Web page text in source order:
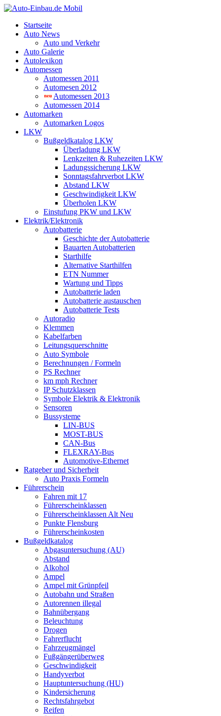
Startseite
Auto News
Auto und Verkehr
Auto Galerie
Autolexikon
Automessen
Automessen 2011
Automesen 2012
Automessen 2013
Automessen 2014
Automarken
Automarken Logos
LKW
Bußgeldkatalog LKW
Überladung LKW
Lenkzeiten & Ruhezeiten LKW
Ladungssicherung LKW
Sonntagsfahrverbot LKW
Abstand LKW
Geschwindigkeit LKW
Überholen LKW
Einstufung PKW und LKW
Elektrik/Elektronik
Autobatterie
Geschichte der Autobatterie
Bauarten Autobatterien
Starthilfe
Alternative Starthilfen
ETN Nummer
Wartung und Tipps
Autobatterie laden
Autobatterie austauschen
Autobatterie Tests
Autoradio
Klemmen
Kabelfarben
Leitungsquerschnitte
Auto Symbole
Berechnungen / Formeln
PS Rechner
km mph Rechner
IP Schutzklassen
Symbole Elektrik & Elektronik
Sensoren
Bussysteme
LIN-BUS
MOST-BUS
CAN-Bus
FLEXRAY-Bus
Automotive-Ethernet
Ratgeber und Sicherheit
Auto Praxis Formeln
Führerschein
Fahren mit 17
Führerscheinklassen
Führerscheinklassen Alt Neu
Punkte Flensburg
Führerscheinkosten
Bußgeldkatalog
Abgasuntersuchung (AU)
Abstand
Alkohol
Ampel
Ampel mit Grünpfeil
Autobahn und Straßen
Autorennen illegal
Bahnübergang
Beleuchtung
Drogen
Fahrerflucht
Fahrzeugmängel
Fußgängerüberweg
Geschwindigkeit
Handyverbot
Hauptuntersuchung (HU)
Kindersicherung
Rechtsfahrgebot
Reifen